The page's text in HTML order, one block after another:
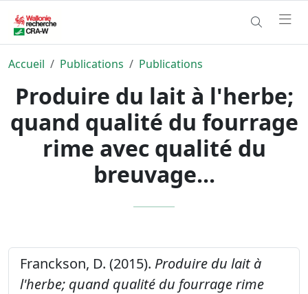
Accueil Publications Publications
Produire du lait à l'herbe;
quand qualité du fourrage
rime avec qualité du
breuvage...
Franckson, D. (2015). Produire du lait à
l'herbe; quand qualité du fourrage rime